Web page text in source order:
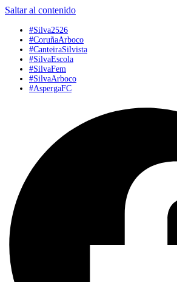
Saltar al contenido
#Silva2526
#CoruñaArboco
#CanteiraSilvista
#SilvaEscola
#SilvaFem
#SilvaArboco
#AspergaFC